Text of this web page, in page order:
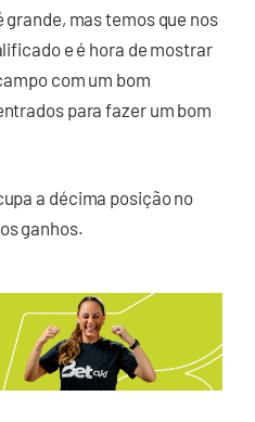
grande, mas temos que nos
e é hora de mostrar
com um bom
para fazer um bom
a décima posição no
ganhos.